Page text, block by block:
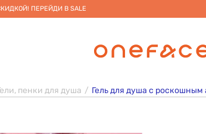
ПЕРЕЙДИ В SALE
пенки для душа Гель для душа с роскошным